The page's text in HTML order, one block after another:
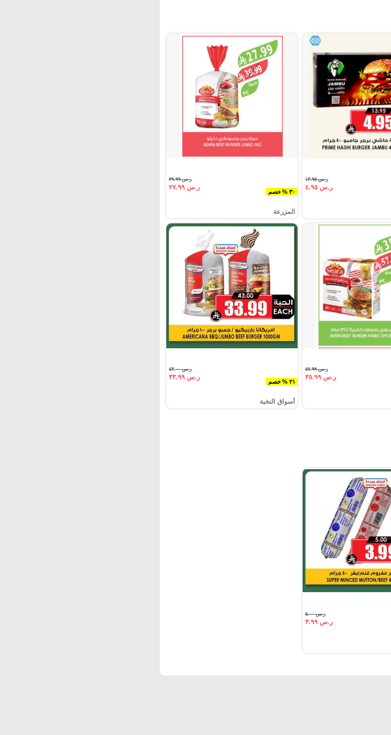
ر.س ١٣.٩٥
ر.س ٤.٩٥
٣٠ % خصم
ر.س ٣٩.٩٩
ر.س ٢٧.٩٩
المزرعة
ر.س ٥٧.٩٩
ر.س ٣٥.٩٩
٢١ % خصم
ر.س ٤٣.٠٠
ر.س ٣٣.٩٩
أسواق النخبة
ر.س ٥.٠٠
ر.س ٣.٩٩